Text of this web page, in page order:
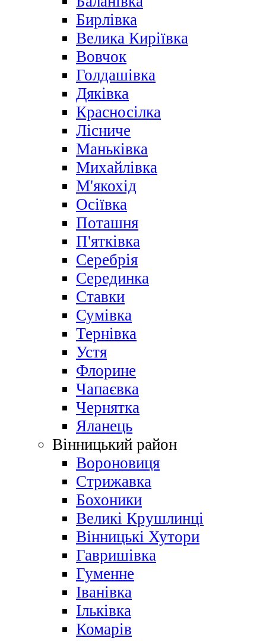
Бирлівка
Велика Киріївка
Вовчок
Голдашівка
Дяківка
Красносілка
Лісниче
Маньківка
Михайлівка
М'якохід
Осіївка
Поташня
П'ятківка
Серебрія
Серединка
Ставки
Сумівка
Тернівка
Устя
Флорине
Чапаєвка
Чернятка
Яланець
Вінницький район
Вороновиця
Стрижавка
Бохоники
Великі Крушлинці
Вінницькі Хутори
Гавришівка
Гуменне
Іванівка
Ільківка
Комарів